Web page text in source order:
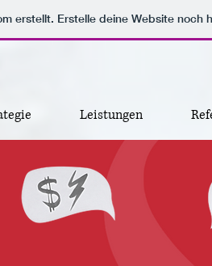
erstellt. Erstelle deine Website noch
Leistungen